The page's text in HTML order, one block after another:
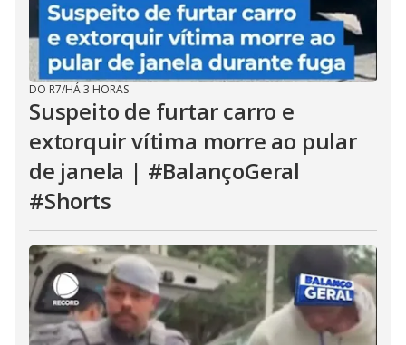
DO R7/HÁ 3 HORAS
Suspeito de furtar carro e
extorquir vítima morre ao pular
de janela | #BalançoGeral
#Shorts